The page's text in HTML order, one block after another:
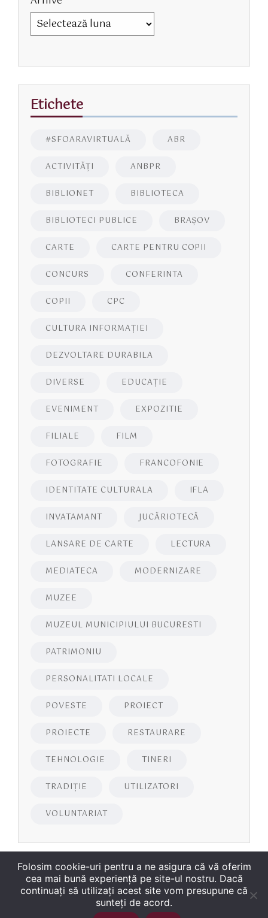
Etichete
#SFOARAVIRTUALĂ ABR
ACTIVITĂŢI ANBPR
BIBLIONET BIBLIOTECA
BIBLIOTECI PUBLICE BRAŞOV
CARTE CARTE PENTRU COPII
CONCURS CONFERINTA
COPII CPC
CULTURA INFORMAŢIEI
DEZVOLTARE DURABILA
DIVERSE EDUCAŢIE
EVENIMENT EXPOZITIE
FILIALE FILM
FOTOGRAFIE FRANCOFONIE
IDENTITATE CULTURALA IFLA
INVATAMANT JUCĂRIOTECĂ
LANSARE DE CARTE LECTURA
MEDIATECA MODERNIZARE
MUZEE
MUZEUL MUNICIPIULUI BUCURESTI
PATRIMONIU
PERSONALITATI LOCALE
POVESTE PROIECT
PROIECTE RESTAURARE
TEHNOLOGIE TINERI
TRADIȚIE UTILIZATORI
VOLUNTARIAT
Folosim cookie-uri pentru a ne asigura că vă oferim
cea mai bună experiență pe site-ul nostru. Dacă
continuați să utilizați acest site vom presupune că
sunteți de acord.